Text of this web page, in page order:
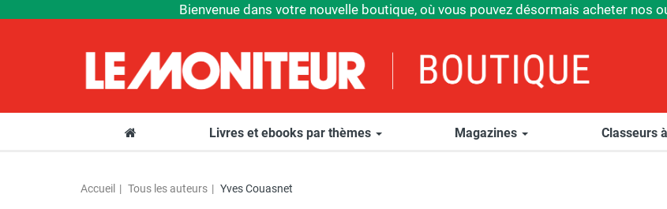
Bienvenue dans votre nouvelle boutique, où vous pouvez désormais acheter nos
Livres et ebooks par thèmes Magazines Classeurs
Accueil Tous les auteurs Yves Couasnet